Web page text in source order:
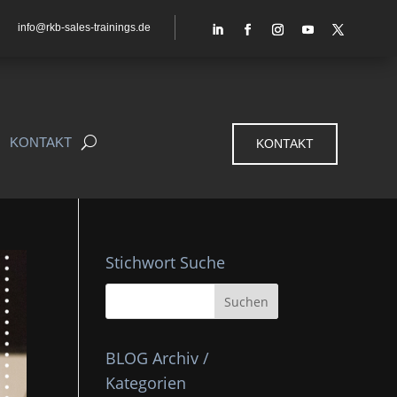
info@rkb-sales-trainings.de
KONTAKT KONTAKT
Stichwort Suche
BLOG Archiv /
Kategorien